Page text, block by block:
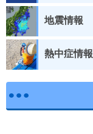
地震情報
熱中症情報